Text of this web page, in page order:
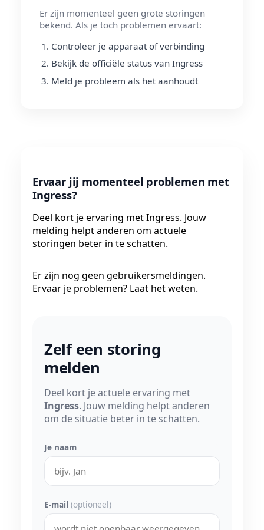
Er zijn momenteel geen grote storingen
bekend. Als je toch problemen ervaart:
Controleer je apparaat of verbinding
Bekijk de officiële status van Ingress
Meld je probleem als het aanhoudt
Ervaar jij momenteel problemen met
Ingress?
Deel kort je ervaring met Ingress. Jouw
melding helpt anderen om actuele
storingen beter in te schatten.
Er zijn nog geen gebruikersmeldingen.
Ervaar je problemen? Laat het weten.
Zelf een storing
melden
Deel kort je actuele ervaring met
Ingress. Jouw melding helpt anderen
om de situatie beter in te schatten.
Je naam
E-mail (optioneel)